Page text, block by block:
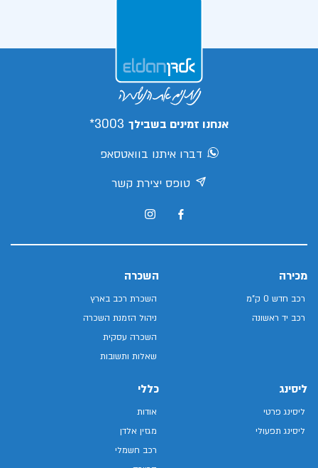
אנחנו זמינים בשבילך 3003*
דברו איתנו בוואטסאפ
טופס יצירת קשר
מכירה
רכב חדש 0 ק"מ
רכב יד ראשונה
השכרה
השכרת רכב בארץ
ניהול הזמנת השכרה
השכרה עסקית
שאלות ותשובות
ליסינג
ליסינג פרטי
ליסינג תפעולי
כללי
אודות
מגזין אלדן
רכב חשמלי